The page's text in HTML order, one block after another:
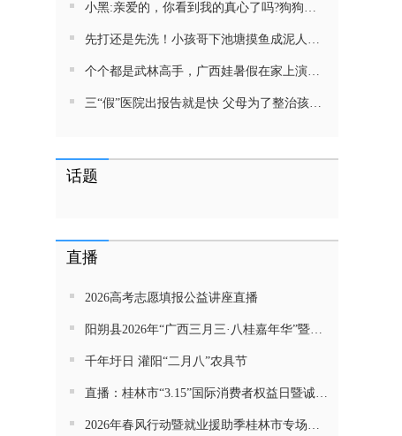
小黑:亲爱的，你看到我的真心了吗?狗狗雨中等好朋狗不愿离去，网友:确实搞笑，黄黄都有男朋友，你却没有
先打还是先洗！小孩哥下池塘摸鱼成泥人！网友：这才是童年该有的样子，好怀念
个个都是武林高手，广西娃暑假在家上演武侠片，80后90后:以前我们也这样玩
三“假”医院出报告就是快 父母为了整治孩子少吃零食想尽了办法 网友：“又有”笑死我了
话题
直播
2026高考志愿填报公益讲座直播
阳朔县2026年“广西三月三·八桂嘉年华”暨金龙巡游活动直播
千年圩日 灌阳“二月八”农具节
直播：桂林市“3.15”国际消费者权益日暨诚信教育主题活动网民面对面活动
2026年春风行动暨就业援助季桂林市专场招聘活动直播带岗